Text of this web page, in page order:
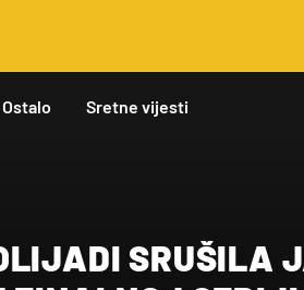
Ostalo Sretne vijesti
SRUŠILA